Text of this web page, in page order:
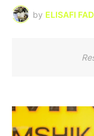
by ELISAFI